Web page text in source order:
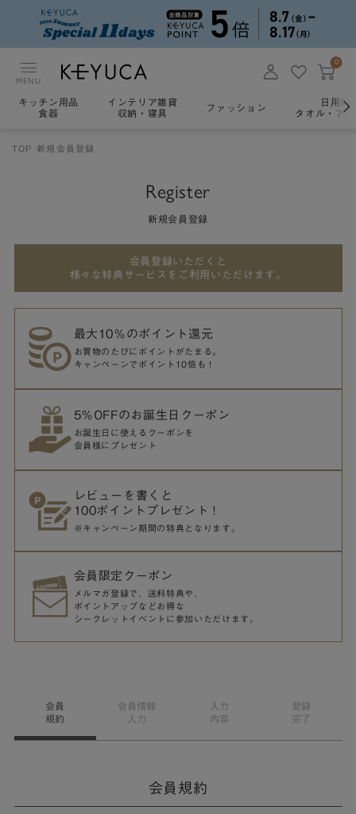
MENU
0
キッチン用品
食器
インテリア雑貨
収納・寝具
ファッション
日用雑
タオル・ア
TOP 新規会員登録
Register
新規会員登録
会員登録いただくと
様々な特典サービスをご利用いただけます。
最大10％のポイント還元
お買物のたびにポイントがたまる。
キャンペーンでポイント10倍も！
5％OFFのお誕生日クーポン
お誕生日に使えるクーポンを
会員様にプレゼント
レビューを書くと
100ポイントプレゼント！
※キャンペーン期間の特典となります。
会員限定クーポン
メルマガ登録で、送料特典や、
ポイントアップなどお得な
シークレットイベントに参加いただけます。
会員
規約
会員情報
入力
入力
内容
登録
完了
会員規約